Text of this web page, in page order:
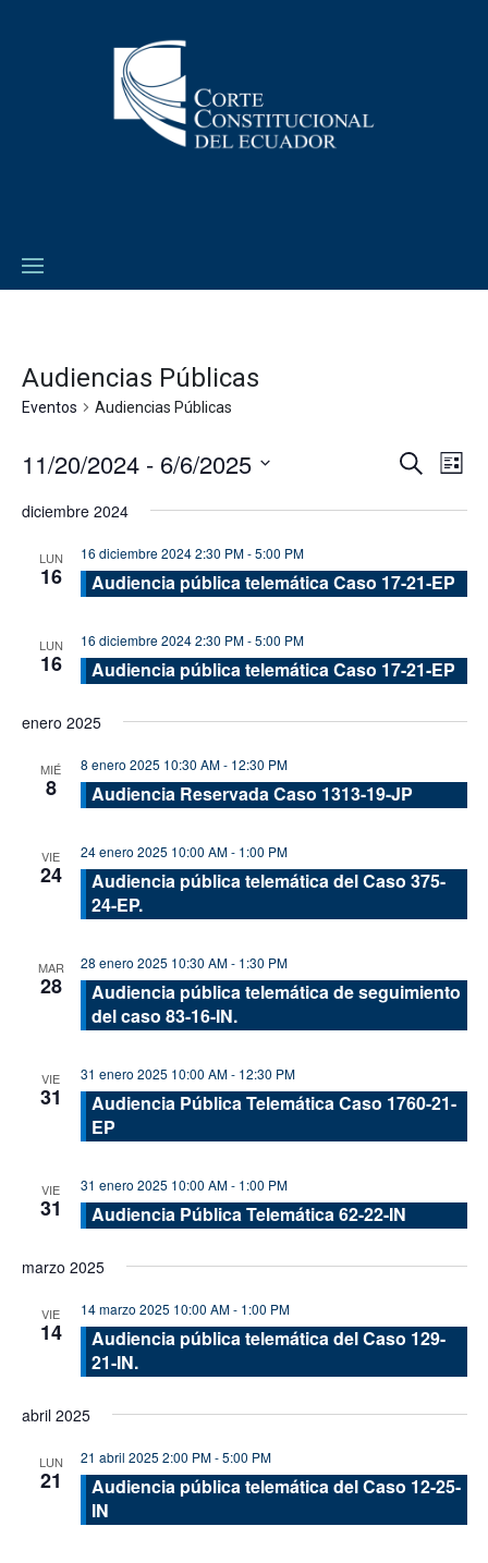
Audiencias Públicas
Eventos Audiencias Públicas
vistas
Buscar
Lista
11/20/2024 - 6/6/2025
fecha.
diciembre 2024
LUN
16
16 diciembre 2024 2:30 PM-5:00 PM
Audiencia pública telemática Caso 17-21-EP
LUN
16
16 diciembre 2024 2:30 PM-5:00 PM
Audiencia pública telemática Caso 17-21-EP
enero 2025
MIÉ
8
8 enero 2025 10:30 AM- 12:30 PM
Audiencia Reservada Caso 1313-19-JP
VIE
24
24 enero 2025 10:00 AM- 1:00 PM
Audiencia pública telemática del Caso 375-
24-EP.
MAR
28
28 enero 2025 10:30 AM- 1:30 PM
Audiencia pública telemática de seguimiento
del caso 83-16-IN.
VIE
31
31 enero 2025 10:00 AM- 12:30 PM
Audiencia Pública Telemática Caso 1760-21-
EP
VIE
31
31 enero 2025 10:00 AM- 1:00 PM
Audiencia Pública Telemática 62-22-IN
marzo 2025
VIE
14
14 marzo 2025 10:00 AM- 1:00 PM
Audiencia pública telemática del Caso 129-
21-IN.
abril 2025
LUN
21
21 abril 2025 2:00 PM-5:00 PM
Audiencia pública telemática del Caso 12-25-
IN